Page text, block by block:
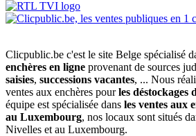
Clicpublic.be c'est le site Belge spécialisé
enchères en ligne provenant de sources
saisies, successions vacantes, ... Nous
ventes aux enchères pourles déstockages
équipe est spécialisée dans les ventes aux
au Luxembourg, nos locaux sont situés
Nivelles et au Luxembourg.